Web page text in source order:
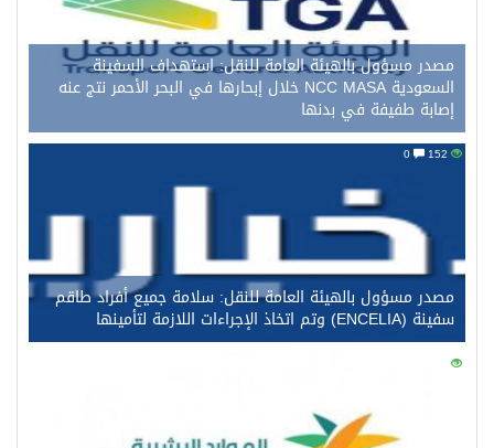
مصدر مسؤول بالهيئة العامة للنقل: استهداف السفينة
السعودية NCC MASA خلال إبحارها في البحر الأحمر نتج عنه
إصابة طفيفة في بدنها
مصدر مسؤول بالهيئة العامة للنقل: سلامة جميع أفراد طاقم
سفينة (ENCELIA) وتم اتخاذ الإجراءات اللازمة لتأمينها
130